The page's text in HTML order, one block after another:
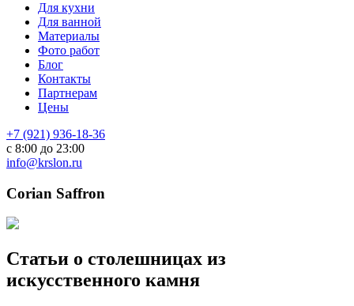
Для кухни
Для ванной
Материалы
Фото работ
Блог
Контакты
Партнерам
Цены
+7 (921) 936-18-36
с 8:00 до 23:00
info@krslon.ru
Corian Saffron
Статьи о столешницах из
искусственного камня